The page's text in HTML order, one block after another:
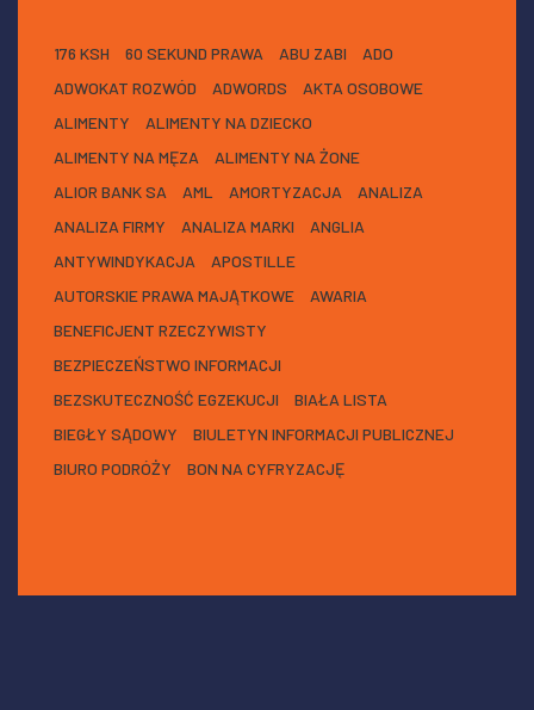
176 KSH 60 SEKUND PRAWA ABU ZABI
ADO
ADWOKAT ROZWÓD
ADWORDS
AKTA OSOBOWE
ALIMENTY
ALIMENTY NA DZIECKO
ALIMENTY NA MĘZA
ALIMENTY NA ŻONE
ALIOR BANK SA
AML AMORTYZACJA
ANALIZA
ANALIZA FIRMY
ANALIZA MARKI
ANGLIA
ANTYWINDYKACJA
APOSTILLE
AUTORSKIE PRAWA MAJĄTKOWE
AWARIA
BENEFICJENT RZECZYWISTY
BEZPIECZEŃSTWO INFORMACJI
BEZSKUTECZNOŚĆ EGZEKUCJI
BIAŁA LISTA
BIEGŁY SĄDOWY
BIULETYN INFORMACJI PUBLICZNEJ
BIURO PODRÓŻY
BON NA CYFRYZACJĘ